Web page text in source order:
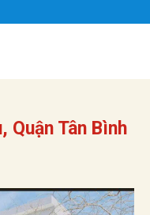
Quận Tân Bình